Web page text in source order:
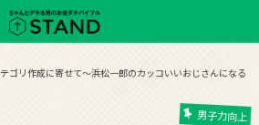
ゴリ作成に寄せて〜浜松一郎のカッコいいおじさんになる
男子力向上